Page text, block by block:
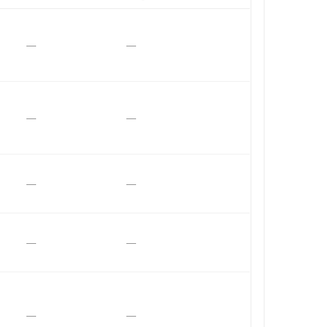
— —
— —
— —
— —
— —